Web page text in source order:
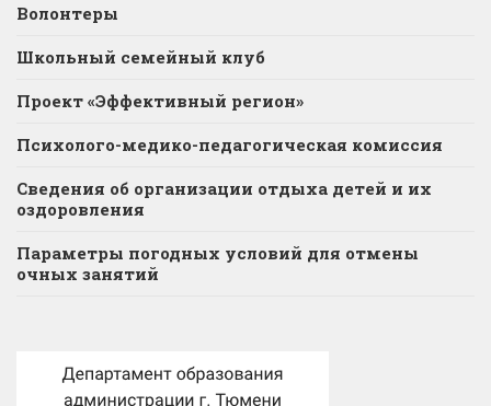
Волонтеры
Школьный семейный клуб
Проект «Эффективный регион»
Психолого-медико-педагогическая комиссия
Сведения об организации отдыха детей и их
оздоровления
Параметры погодных условий для отмены
очных занятий